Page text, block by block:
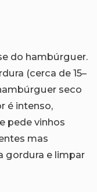
do hambúrguer.
(cerca de 15–
seco
é intenso,
pede vinhos
mas
gordura e limpar